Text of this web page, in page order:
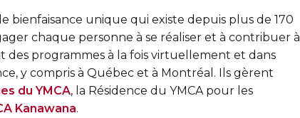
bienfaisance unique qui existe depuis plus de 170
chaque personne à se réaliser et à contribuer à
des programmes à la fois virtuellement et dans
y compris à Québec et à Montréal. Ils gèrent
du YMCA, la Résidence du YMCA pour les
Kanawana.